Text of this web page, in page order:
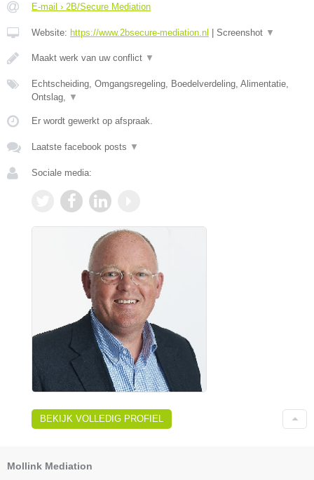
E-mail › 2B/Secure Mediation
Website: https://www.2bsecure-mediation.nl Screenshot ▼
Maakt werk van uw conflict ▼
Echtscheiding, Omgangsregeling, Boedelverdeling, Alimentatie,
Ontslag,
▼
Er wordt gewerkt op afspraak.
Laatste facebook posts ▼
Sociale media:
BEKIJK VOLLEDIG PROFIEL
Mollink Mediation